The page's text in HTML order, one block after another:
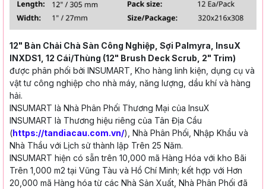
12" Bàn Chải Chà Sàn Công Nghiệp, Sợi Palmyra, InsuX
INXDS1, 12 Cái/Thùng (12" Brush Deck Scrub, 2" Trim)
được phân phối bởi INSUMART, Kho hàng linh kiện, dụng cụ và
vật tư công nghiệp cho nhà máy, năng lượng, dầu khí và hàng
hải.
INSUMART là Nhà Phân Phối Thương Mại của InsuX
INSUMART là Thương hiệu riêng của Tân Địa Cầu
(https://tandiacau.com.vn/), Nhà Phân Phối, Nhập Khẩu và
Nhà Thầu với Lịch sử thành lập Trên 25 Năm.
INSUMART hiện có sẵn trên 10,000 mã Hàng Hóa với kho Bãi
Trên 1,000 m2 tại Vũng Tàu và Hồ Chí Minh; kết hợp với Hơn
20,000 mã Hàng hóa từ các Nhà Sản Xuất, Nhà Phân Phối đã